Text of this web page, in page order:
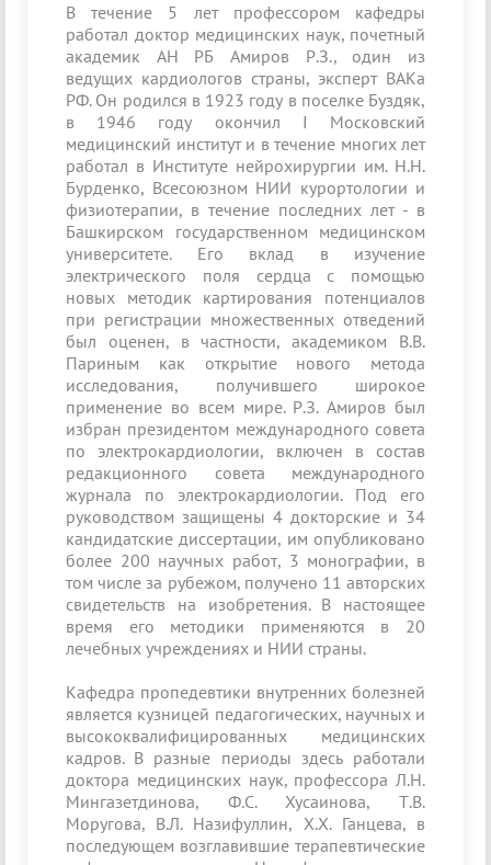
В течение 5 лет профессором кафедры
работал доктор медицинских наук, почетный
академик АН РБ Амиров Р.З., один из
ведущих кардиологов страны, эксперт ВАКа
РФ. Он родился в 1923 году в поселке Буздяк,
в 1946 году окончил I Московский
медицинский институт и в течение многих лет
работал в Институте нейрохирургии им. Н.Н.
Бурденко, Всесоюзном НИИ курортологии и
физиотерапии, в течение последних лет - в
Башкирском государственном медицинском
университете. Его вклад в изучение
электрического поля сердца с помощью
новых методик картирования потенциалов
при регистрации множественных отведений
был оценен, в частности, акаде­миком В.В.
Париным как открытие нового метода
исследо­вания, получившего широкое
применение во всем мире. Р.З. Амиров был
избран президентом международного совета
по электрокардиологии, включен в состав
редакционного совета международного
журнала по электрокардиологии. Под его
руководством защищены 4 докторские и 34
кандидатские диссертации, им опубликовано
более 200 научных работ, 3 монографии, в
том числе за рубежом, получено 11 авторских
свидетельств на изобретения. В настоящее
время его методики применяются в 20
лечебных учреждениях и НИИ страны.
Кафедра пропедевтики внутренних болезней
является кузницей педагогических, научных и
высококвалифи­цированных медицинских
кадров. В разные периоды здесь работали
доктора медицинских наук, профессора Л.Н.
Мингазетдинова, Ф.С. Хусаинова, Т.В.
Моругова, В.Л. Назифуллин, Х.Х. Ганцева, в
последующем возглавившие терапевтические